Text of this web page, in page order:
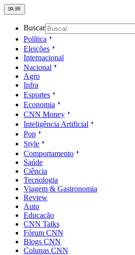
Buscar
Política
Eleições
Internacional
Nacional
Agro
Infra
Esportes
Economia
CNN Money
Inteligência Artificial
Pop
Style
Comportamento
Saúde
Ciência
Tecnologia
Viagem & Gastronomia
Review
Auto
Educação
CNN Talks
Fórum CNN
Blogs CNN
Colunas CNN